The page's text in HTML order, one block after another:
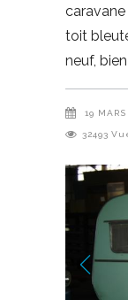
toit
neuf,
19 MARS
32493